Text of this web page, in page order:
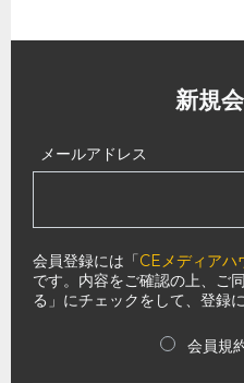
新規
メールアドレス
会員登録には「CEメディアハ
です。内容をご確認の上、ご
る」にチェックをして、登録
会員規